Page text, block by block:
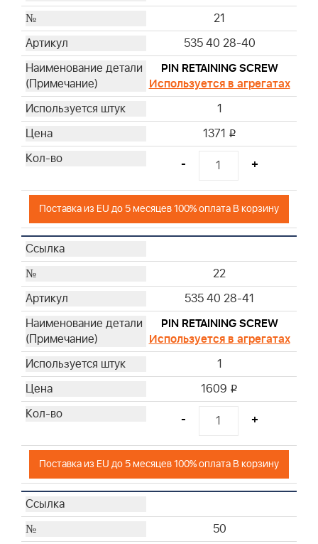
21
535 40 28-40
PIN RETAINING SCREW
Используется в агрегатах
1
1371 i
- +
Поставка из EU до 5 месяцев 100% оплата В корзину
22
535 40 28-41
PIN RETAINING SCREW
Используется в агрегатах
1
1609 i
- +
Поставка из EU до 5 месяцев 100% оплата В корзину
50